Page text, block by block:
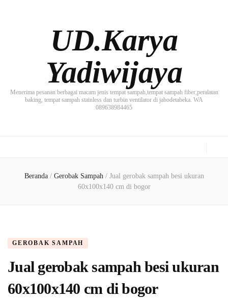
UD.Karya
Yadiwijaya
Menerima pesanan berbagai macam jenis tempat sampah,tempat sampah fiber,peralatan
baking, tempat sampah stainless dan turbin ventilator di jabodetabeka. WA
089638984465
Beranda / Gerobak Sampah / Jual gerobak sampah besi ukuran
60x100x140 cm di bogor
GEROBAK SAMPAH
Jual gerobak sampah besi ukuran
60x100x140 cm di bogor